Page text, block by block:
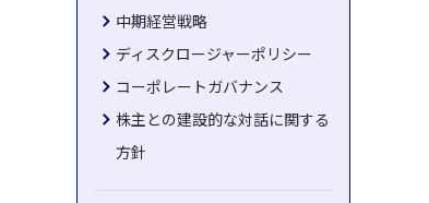
人工衛星開発・製造
成形用炭素繊維プリプレ
グSERECARBO®
中期経営戦略
ディスクロージャーポリシー
コーポレートガバナンス
株主との建設的な対話に関する
方針